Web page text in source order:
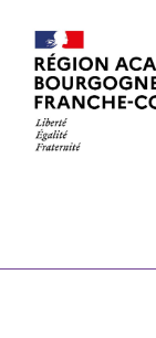
du